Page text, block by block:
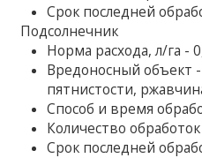
Срок последней
Подсолнечник
Норма расхода, л/га -
Вредоносный объект
пятнистости,
Способ и время
Количество обработок
Срок последней